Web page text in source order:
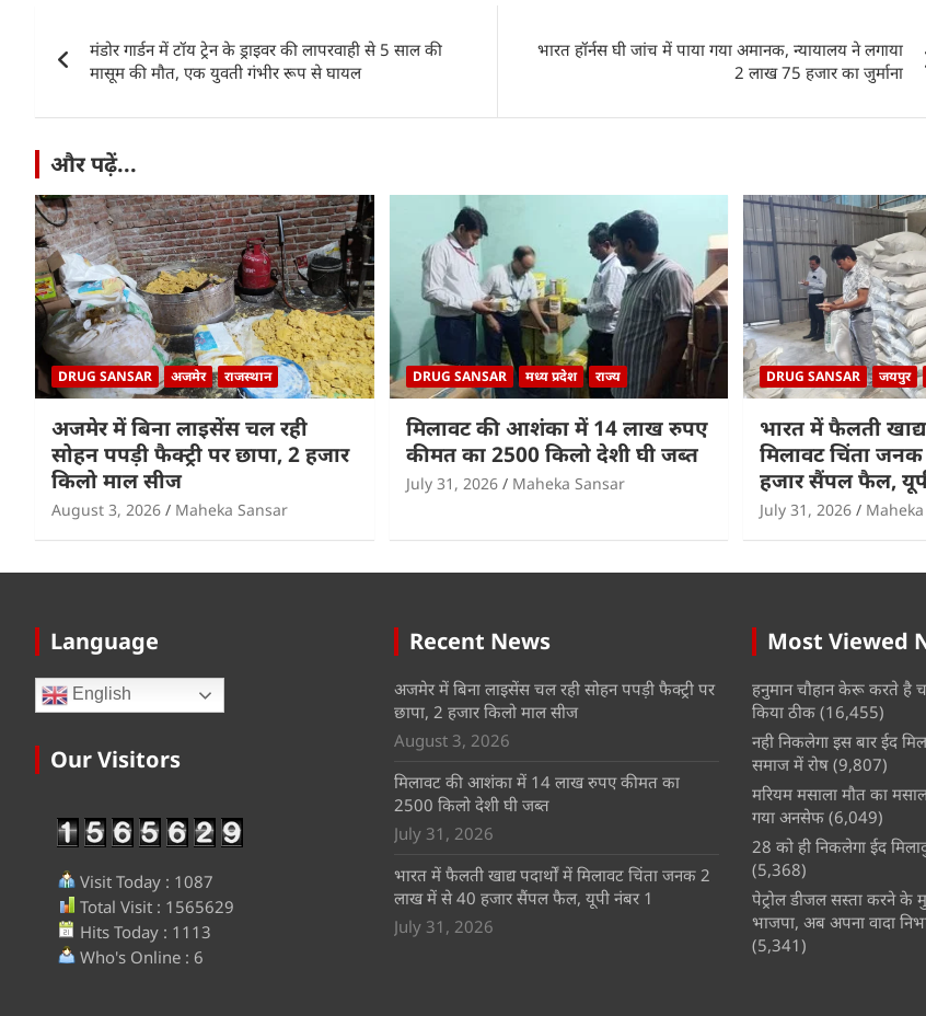
A
p
p
b
o
o
dI
n
navigation
मंडोर गार्डन में टॉय ट्रेन के ड्राइवर की लापरवाही से 5 साल की
मासूम की मौत, एक युवती गंभीर रूप से घायल
भारत हॉर्नस घी जांच में पाया गया अमानक, न्यायालय ने लगाया
2 लाख 75 हजार का जुर्माना
और पढ़ें...
DRUG SANSAR अजमेर राजस्थान
अजमेर में बिना लाइसेंस चल रही
सोहन पपड़ी फैक्ट्री पर छापा, 2 हजार
किलो माल सीज
August 3, 2026 Maheka Sansar
DRUG SANSAR मध्य प्रदेश राज्य
मिलावट की आशंका में 14 लाख रुपए
कीमत का 2500 किलो देशी घी जब्त
July 31, 2026 Maheka Sansar
DRUG SANSAR जयपुर
भारत में फैलती खाद्य
मिलावट चिंता
हजार सैंपल फैल,
July 31, 2026
Language
English
Our Visitors
Visit Today : 1087
Total Visit : 1565629
Hits Today : 1113
Who's Online : 6
Recent News
अजमेर में बिना लाइसेंस चल रही सोहन पपड़ी फैक्ट्री पर
छापा, 2 हजार किलो माल सीज
August 3, 2026
मिलावट की आशंका में 14 लाख रुपए कीमत का
2500 किलो देशी घी जब्त
July 31, 2026
भारत में फैलती खाद्य पदार्थों में मिलावट चिंता जनक 2
लाख में से 40 हजार सैंपल फैल, यूपी नंबर 1
July 31, 2026
Most Viewed
हनुमान चौहान केरू करते है
किया ठीक (16,455)
नही निकलेगा इस बार ईद
समाज में रोष (9,807)
मरियम मसाला मौत का
गया अनसेफ (6,049)
28 को ही निकलेगा ईद
(5,368)
पेट्रोल डीजल सस्ता करने के
भाजपा, अब अपना वादा
(5,341)